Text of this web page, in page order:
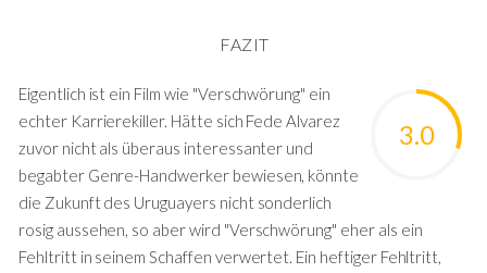
FAZIT
3.0
Eigentlich ist ein Film wie "Verschwörung" ein
echter Karrierekiller. Hätte sich Fede Alvarez
zuvor nicht als überaus interessanter und
begabter Genre-Handwerker bewiesen, könnte
die Zukunft des Uruguayers nicht sonderlich
rosig aussehen, so aber wird "Verschwörung" eher als ein
Fehltritt in seinem Schaffen verwertet. Ein heftiger Fehltritt,